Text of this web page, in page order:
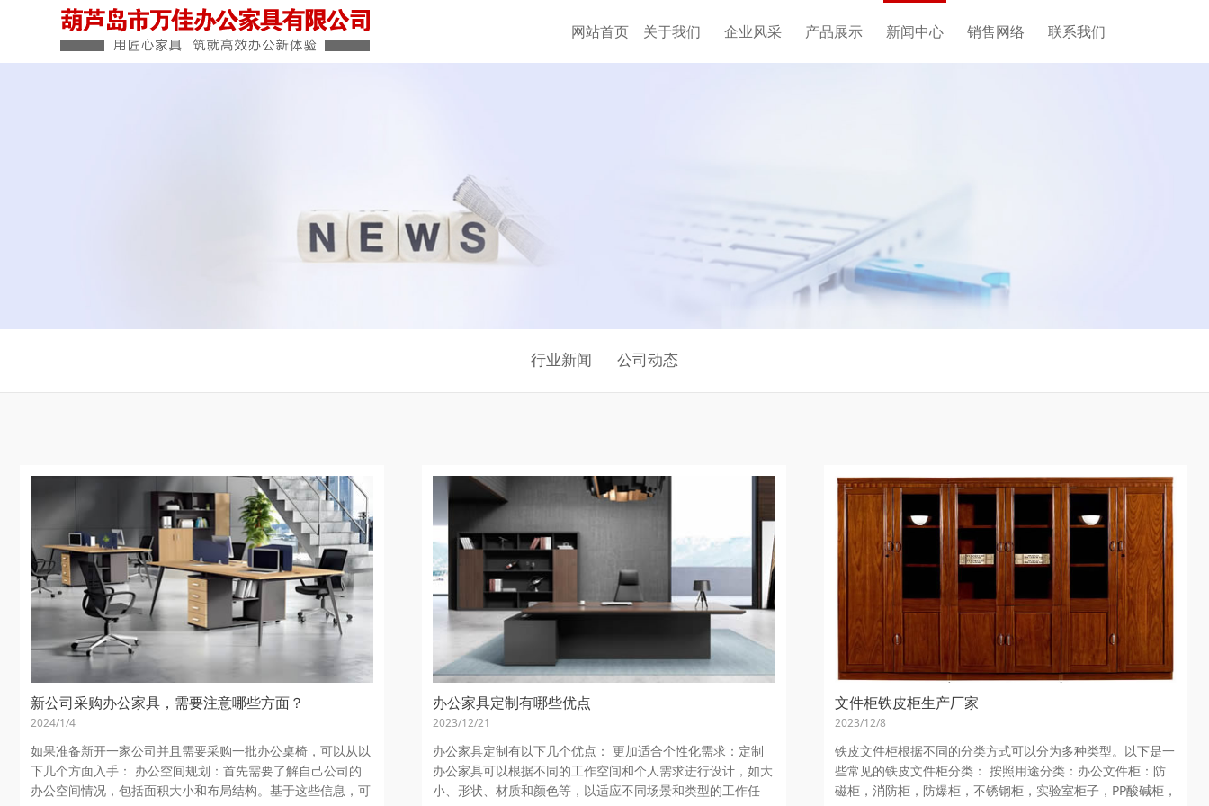
网站首页 关于我们 企业风采 产品展示 新闻中心 销售网络 联系我们
行业新闻 公司动态
新公司采购办公家具，需要注意哪些方面？
2024/1/4
如果准备新开一家公司并且需要采购一批办公桌椅，可以从以
下几个方面入手： 办公空间规划：首先需要了解自己公司的
办公空间情况，包括面积大小和布局结构。基于这些信息，可
办公家具定制有哪些优点
2023/12/21
办公家具定制有以下几个优点： 更加适合个性化需求：定制
办公家具可以根据不同的工作空间和个人需求进行设计，如大
小、形状、材质和颜色等，以适应不同场景和类型的工作任
文件柜铁皮柜生产厂家
2023/12/8
铁皮文件柜根据不同的分类方式可以分为多种类型。以下是一
些常见的铁皮文件柜分类： 按照用途分类：办公文件柜：防
磁柜，消防柜，防爆柜，不锈钢柜，实验室柜子，PP酸碱柜，